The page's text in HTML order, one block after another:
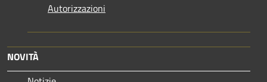
Autorizzazioni
NOVITÀ